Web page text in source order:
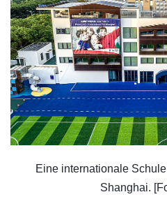
Eine internationale
Shanghai.